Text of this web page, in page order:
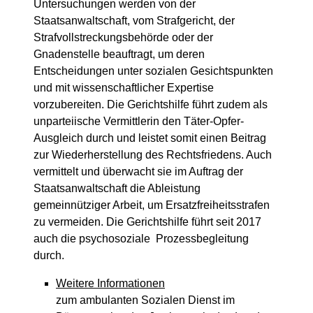
Untersuchungen werden von der
Staatsanwaltschaft, vom Strafgericht, der
Strafvollstreckungsbehörde oder der
Gnadenstelle beauftragt, um deren
Entscheidungen unter sozialen Gesichtspunkten
und mit wissenschaftlicher Expertise
vorzubereiten. Die Gerichtshilfe führt zudem als
unparteiische Vermittlerin den Täter-Opfer-
Ausgleich durch und leistet somit einen Beitrag
zur Wiederherstellung des Rechtsfriedens. Auch
vermittelt und überwacht sie im Auftrag der
Staatsanwaltschaft die Ableistung
gemeinnütziger Arbeit, um Ersatzfreiheitsstrafen
zu vermeiden. Die Gerichtshilfe führt seit 2017
auch die psychosoziale Prozessbegleitung
durch.
Weitere Informationen
zum ambulanten Sozialen Dienst im